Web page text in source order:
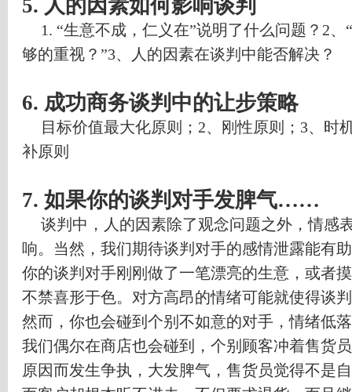
5. 人的因素如何影响谈判
1. “生意不成，仁义在”说明了什么问题？ 2、 “
够的重视？ ”3、人的因素在谈判中能否解决？
6. 成功商务谈判中的让步策略
目标价值最大化原则； 2、刚性原则； 3、时
补原则
7. 如果你的谈判对手发脾气……
谈判中，人的因素除了观念问题之外，情感
响。当然，我们期待谈判对手的感情泄露能有
你的谈判对手刚刚做了一笔漂亮的生意，或者
不禁喜形于色。对方高昂的情绪可能就使得谈
然而，你也会碰到个别不如意的对手，情绪低
我们偶尔在商店也会碰到，个别顾客冲着售货
原因而发生争执，大发脾气，售货员觉得不是